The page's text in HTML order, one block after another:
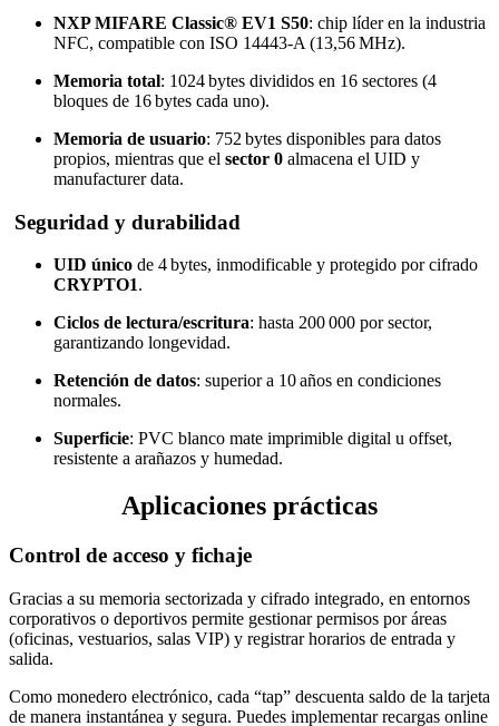
NXP MIFARE Classic® EV1 S50: chip líder en la industria
NFC, compatible con ISO 14443‑A (13,56 MHz).
Memoria total: 1024 bytes divididos en 16 sectores (4
bloques de 16 bytes cada uno).
Memoria de usuario: 752 bytes disponibles para datos
propios, mientras que el sector 0 almacena el UID y
manufacturer data.
Seguridad y durabilidad
UID único de 4 bytes, inmodificable y protegido por cifrado
CRYPTO1.
Ciclos de lectura/escritura: hasta 200 000 por sector,
garantizando longevidad.
Retención de datos: superior a 10 años en condiciones
normales.
Superficie: PVC blanco mate imprimible digital u offset,
resistente a arañazos y humedad.
Aplicaciones prácticas
Control de acceso y fichaje
Gracias a su memoria sectorizada y cifrado integrado, en entornos
corporativos o deportivos permite gestionar permisos por áreas
(oficinas, vestuarios, salas VIP) y registrar horarios de entrada y
salida.
Como monedero electrónico, cada “tap” descuenta saldo de la tarjeta
de manera instantánea y segura. Puedes implementar recargas online